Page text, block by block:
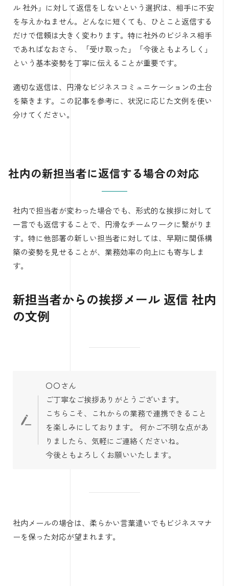
ル 社外」に対して返信をしないという選択は、相手に不安
を与えかねません。どんなに短くても、ひとこと返信する
だけで信頼は大きく変わります。特に社外のビジネス相手
であればなおさら、「受け取った」「今後ともよろしく」
という基本姿勢を丁寧に伝えることが重要です。
適切な返信は、円滑なビジネスコミュニケーションの土台
を築きます。この記事を参考に、状況に応じた文例を使い
分けてください。
社内の新担当者に返信する場合の対応
社内で担当者が変わった場合でも、形式的な挨拶に対して
一言でも返信することで、円滑なチームワークに繋がりま
す。特に他部署の新しい担当者に対しては、早期に関係構
築の姿勢を見せることが、業務効率の向上にも寄与しま
す。
新担当者からの挨拶メール 返信 社内
の文例
〇〇さん
ご丁寧なご挨拶ありがとうございます。
こちらこそ、これからの業務で連携できること
を楽しみにしております。 何かご不明な点があ
りましたら、気軽にご連絡くださいね。
今後ともよろしくお願いいたします。
社内メールの場合は、柔らかい言葉遣いでもビジネスマナ
ーを保った対応が望まれます。